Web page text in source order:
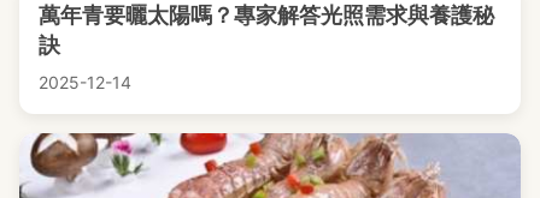
萬年青要曬太陽嗎？專家解答光照需求與養護秘
訣
2025-12-14